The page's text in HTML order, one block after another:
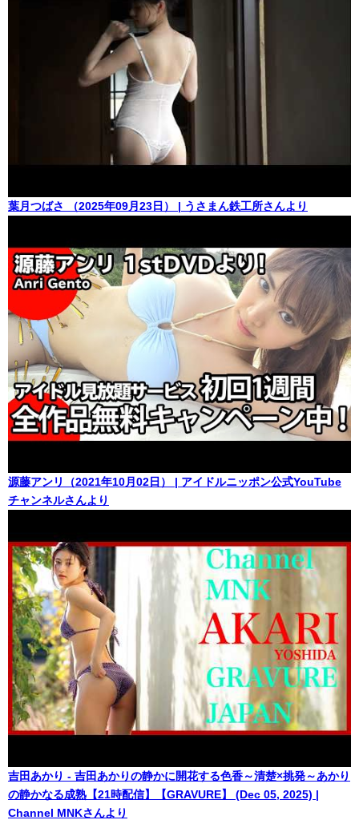
葉月つばさ （2025年09月23日） | うさまん鉄工所さんより
源藤アンリ（2021年10月02日） | アイドルニッポン公式YouTube
チャンネルさんより
吉田あかり - 吉田あかりの静かに開花する色香～清楚×挑発～あかり
の静かなる成熟【21時配信】【GRAVURE】 (Dec 05, 2025) |
Channel MNKさんより